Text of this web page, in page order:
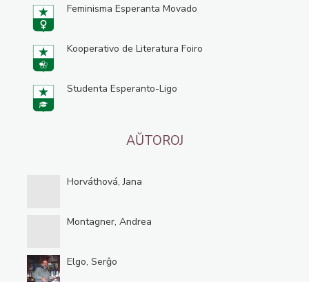
Feminisma Esperanta Movado
Kooperativo de Literatura Foiro
Studenta Esperanto-Ligo
AŬTOROJ
Horváthová, Jana
Montagner, Andrea
Elgo, Serĝo